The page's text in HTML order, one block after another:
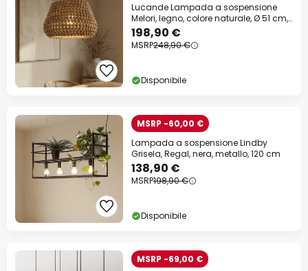
Lucande Lampada a sospensione
Melori, legno, colore naturale, Ø 51 cm,
E27
198,90 €
MSRP248,90 €
Disponibile
MSRP -60,00 €
Lampada a sospensione Lindby
Grisela, Regal, nera, metallo, 120 cm
138,90 €
MSRP198,90 €
Disponibile
MSRP -69,00 €